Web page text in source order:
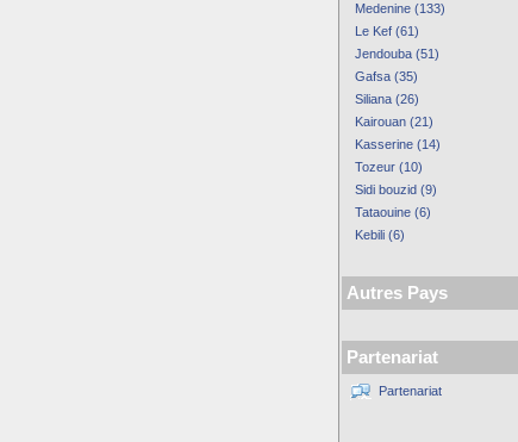
Medenine (133)
Le Kef (61)
Jendouba (51)
Gafsa (35)
Siliana (26)
Kairouan (21)
Kasserine (14)
Tozeur (10)
Sidi bouzid (9)
Tataouine (6)
Kebili (6)
Autres Pays
Partenariat
Partenariat